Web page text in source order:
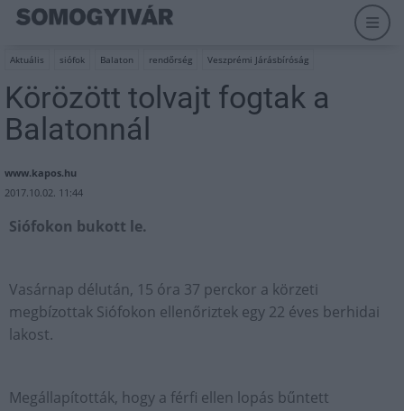
Aktuális siófok Balaton rendőrség Veszprémi Járásbíróság
Körözött tolvajt fogtak a
Balatonnál
www.kapos.hu
2017.10.02. 11:44
Siófokon bukott le.
Vasárnap délután, 15 óra 37 perckor a körzeti
megbízottak Siófokon ellenőriztek egy 22 éves berhidai
lakost.
Megállapították, hogy a férfi ellen lopás bűntett